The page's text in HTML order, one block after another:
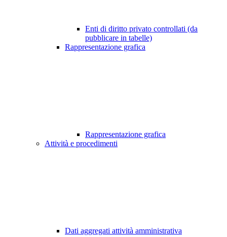
Enti di diritto privato controllati (da
pubblicare in tabelle)
Rappresentazione grafica
Rappresentazione grafica
Attività e procedimenti
Dati aggregati attività amministrativa